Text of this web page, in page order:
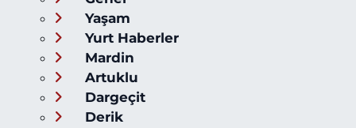
Yaşam
Yurt Haberler
Mardin
Artuklu
Dargeçit
Derik